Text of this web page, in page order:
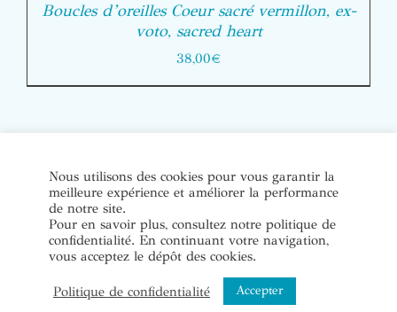
Boucles d’oreilles Coeur sacré vermillon, ex-
voto, sacred heart
38,00€
© Copyright Bijoux de soi 2020-2022. Tous droits réservés. |
Conditions Générales de Vente|Mentions légales et politique
de confidentialité
Instagram
Nous utilisons des cookies pour vous garantir la
meilleure expérience et améliorer la performance
de notre site.
Pour en savoir plus, consultez notre politique de
confidentialité. En continuant votre navigation,
vous acceptez le dépôt des cookies.
Politique de confidentialité Accepter